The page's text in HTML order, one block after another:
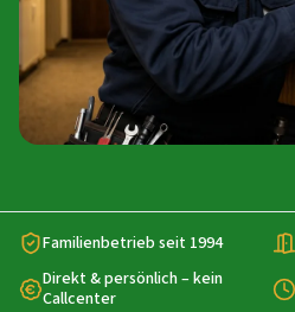
Familienbetrieb seit 1994
Direkt & persönlich – kein
Callcenter